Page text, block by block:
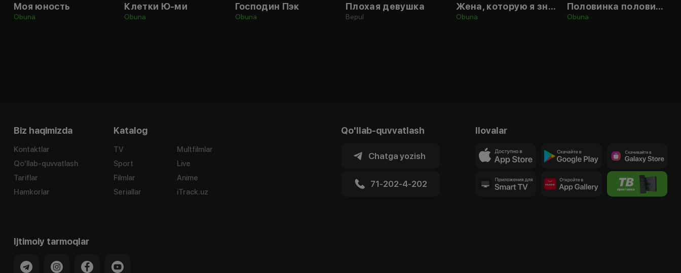
Моя юность
Obuna
Клетки Ю-ми
Obuna
Господин Пэк
Obuna
Плохая девушка
Bepul
Жена, которую я знаю
Obuna
Половинка половинки
Obuna
Biz haqimizda
Kontaktlar
Qo'llab-quvvatlash
Tariflar
Hamkorlar
Katalog
TV
Sport
Filmlar
Seriallar
Multfilmlar
Live
Anime
iTrack.uz
Qo'llab-quvvatlash
Chatga yozish
71-202-4-202
Ilovalar
Ijtimoiy tarmoqlar